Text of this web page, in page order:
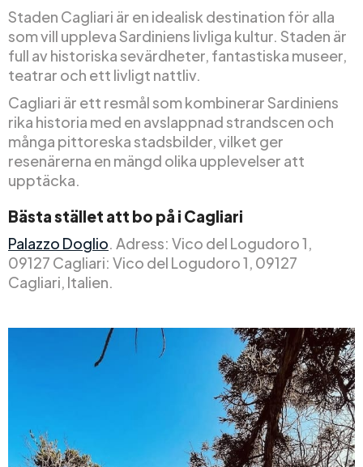
Staden Cagliari är en idealisk destination för alla
som vill uppleva Sardiniens livliga kultur. Staden är
full av historiska sevärdheter, fantastiska museer,
teatrar och ett livligt nattliv.
Cagliari är ett resmål som kombinerar Sardiniens
rika historia med en avslappnad strandscen och
många pittoreska stadsbilder, vilket ger
resenärerna en mängd olika upplevelser att
upptäcka.
Bästa stället att bo på i Cagliari
Palazzo Doglio. Adress: Vico del Logudoro 1,
09127 Cagliari: Vico del Logudoro 1, 09127
Cagliari, Italien.